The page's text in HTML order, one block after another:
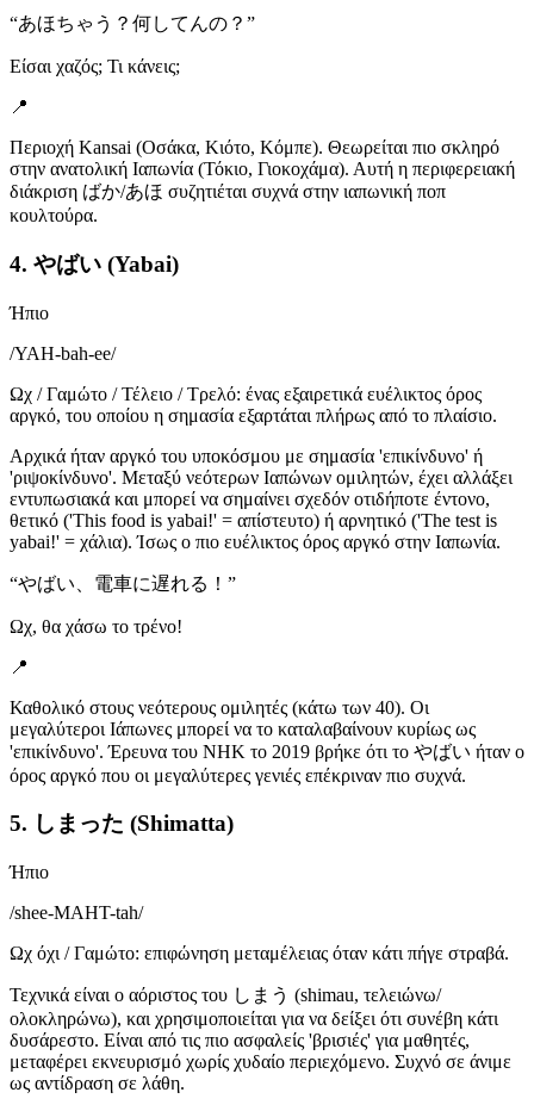
“あほちゃう？何してんの？ ”
Είσαι χαζός; Τι κάνεις;
📍
Περιοχή Kansai (Οσάκα, Κιότο, Κόμπε). Θεωρείται πιο σκληρό
στην ανατολική Ιαπωνία (Τόκιο, Γιοκοχάμα). Αυτή η περιφερειακή
διάκριση ばか/あほ συζητιέται συχνά στην ιαπωνική ποπ
κουλτούρα.
4. やばい (Yabai)
Ήπιο
/YAH-bah-ee/
Ωχ / Γαμώτο / Τέλειο / Τρελό: ένας εξαιρετικά ευέλικτος όρος
αργκό, του οποίου η σημασία εξαρτάται πλήρως από το πλαίσιο.
Αρχικά ήταν αργκό του υποκόσμου με σημασία 'επικίνδυνο' ή
'ριψοκίνδυνο'. Μεταξύ νεότερων Ιαπώνων ομιλητών, έχει αλλάξει
εντυπωσιακά και μπορεί να σημαίνει σχεδόν οτιδήποτε έντονο,
θετικό ('This food is yabai!' = απίστευτο) ή αρνητικό ('The test is
yabai!' = χάλια). Ίσως ο πιο ευέλικτος όρος αργκό στην Ιαπωνία.
“やばい、電車に遅れる！ ”
Ωχ, θα χάσω το τρένο!
📍
Καθολικό στους νεότερους ομιλητές (κάτω των 40). Οι
μεγαλύτεροι Ιάπωνες μπορεί να το καταλαβαίνουν κυρίως ως
'επικίνδυνο'. Έρευνα του NHK το 2019 βρήκε ότι το やばい ήταν ο
όρος αργκό που οι μεγαλύτερες γενιές επέκριναν πιο συχνά.
5. しまった (Shimatta)
Ήπιο
/shee-MAHT-tah/
Ωχ όχι / Γαμώτο: επιφώνηση μεταμέλειας όταν κάτι πήγε στραβά.
Τεχνικά είναι ο αόριστος του しまう (shimau, τελειώνω/
ολοκληρώνω), και χρησιμοποιείται για να δείξει ότι συνέβη κάτι
δυσάρεστο. Είναι από τις πιο ασφαλείς 'βρισιές' για μαθητές,
μεταφέρει εκνευρισμό χωρίς χυδαίο περιεχόμενο. Συχνό σε άνιμε
ως αντίδραση σε λάθη.